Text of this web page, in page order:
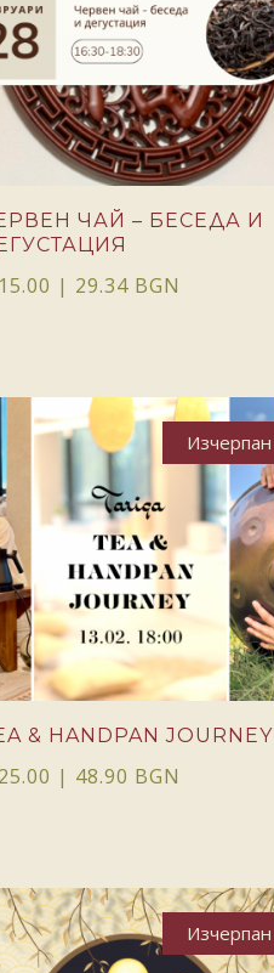
ОЩЕ
ЧАЙ – БЕСЕДА И
15.00 | 29.34 BGN
Изчерпан
ОЩЕ
& HANDPAN JOURNEY
25.00 | 48.90 BGN
Изчерпан